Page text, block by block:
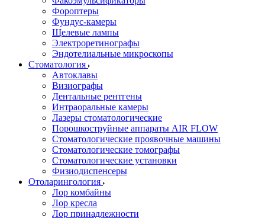
Фороптеры
Фундус-камеры
Щелевые лампы
Электроретинографы
Эндотелиальные микроскопы
Стоматология
Автоклавы
Визиографы
Дентальные рентгены
Интраоральные камеры
Лазеры стоматологические
Порошкоструйные аппараты AIR FLOW
Стоматологические проявочные машины
Стоматологические томографы
Стоматологические установки
Физиодиспенсеры
Отоларингология
Лор комбайны
Лор кресла
Лор принадлежности